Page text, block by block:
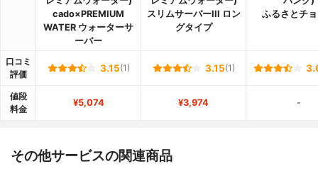
cado×PREMIUM
WATER ウォーターサ
ーバー
スリムサーバーIII ロン
グタイプ
ふるさとチ
口コミ
評価
3.15(1) 3.15(1)
値段
料金
¥5,074 ¥3,974 -
その他サービスの関連商品